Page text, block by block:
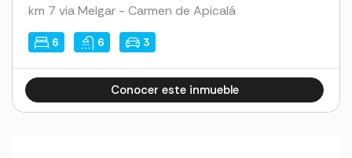
km 7 via Melgar - Carmen de Apicalá
6 6 3
Conocer este inmueble
Cl1ck4dmin2023Hous3